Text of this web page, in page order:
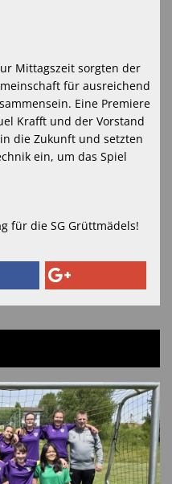
Mittagszeit sorgten der
für ausreichend
Eine Premiere
Krafft und der Vorstand
die Zukunft und setzten
ein, um das Spiel
für die SG Grüttmädels!